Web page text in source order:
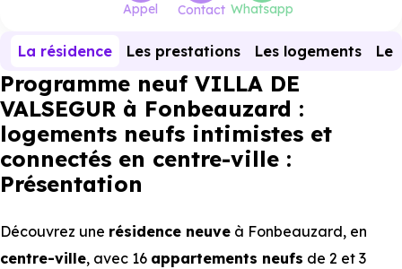
Appel Contact Whatsapp
La résidence Les prestations Les logements Le
Programme neuf VILLA DE
VALSEGUR à Fonbeauzard :
logements neufs intimistes et
connectés en centre-ville :
Présentation
Découvrez une résidence neuve à Fonbeauzard, en
centre-ville, avec 16 appartements neufs de 2 et 3